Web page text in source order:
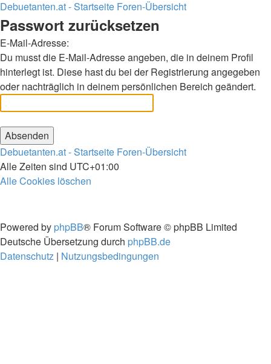
Debuetanten.at - Startseite Foren-Übersicht
Suche
Passwort zurücksetzen
E-Mail-Adresse:
Du musst die E-Mail-Adresse angeben, die in deinem Profil
hinterlegt ist. Diese hast du bei der Registrierung angegeben
oder nachträglich in deinem persönlichen Bereich geändert.
Debuetanten.at - Startseite Foren-Übersicht
Alle Zeiten sind UTC+01:00
Alle Cookies löschen
Powered by phpBB® Forum Software © phpBB Limited
Deutsche Übersetzung durch phpBB.de
Datenschutz | Nutzungsbedingungen